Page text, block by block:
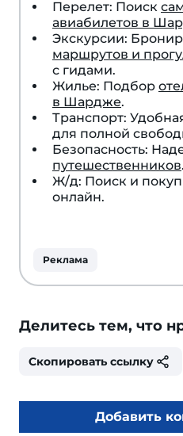
Перелет: Поиск
авиабилетов в
Экскурсии:
маршрутов и
с гидами.
Жилье: Подбор
в Шардже.
Транспорт:
для полной
Безопасность:
путешественников.
Ж/д: Поиск и
онлайн.
Реклама
Делитесь тем, что
Скопировать ссылку
Добавить